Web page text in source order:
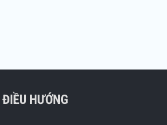
ĐIỀU HƯỚNG